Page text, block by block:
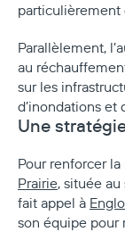
particulièrement
Parallèlement,
au
sur les
d’inondations et
Une
Pour renforcer
Prairie, située
fait appel à
son équipe pour